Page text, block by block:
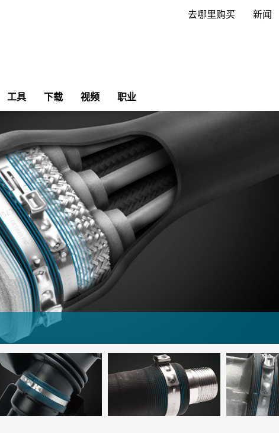
去哪里购买 新闻
工具 下载 视频 职业